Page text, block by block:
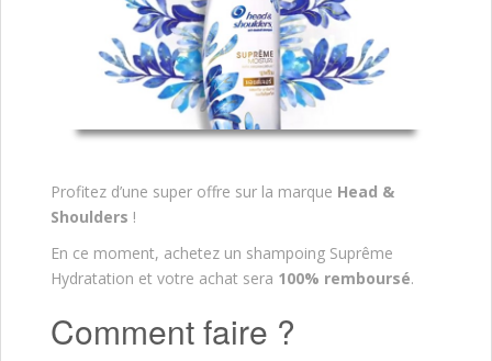
Profitez d’une super offre sur la marque Head &
Shoulders !
En ce moment, achetez un shampoing Suprême
Hydratation et votre achat sera 100% remboursé.
Comment faire ?